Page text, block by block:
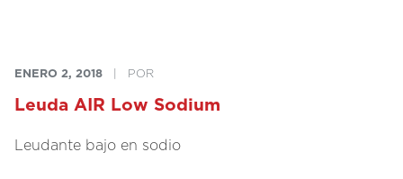
ENERO 2, 2018 POR
Leuda AIR Low Sodium
Leudante bajo en sodio